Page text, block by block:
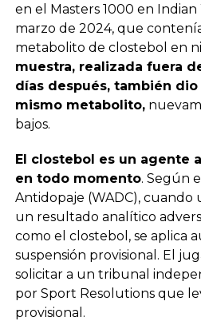
en el Masters 1000 en Indian
marzo de 2024, que
metabolito de clostebol en
muestra, realizada fuera
días después, también
mismo metabolito,
bajos.
El clostebol es un agente
en todo momento. Según
Antidopaje (WADC),
un resultado analítico
como el clostebol, se aplica
suspensión provisional. El
solicitar a un tribunal
por Sport Resolutions que
provisional.